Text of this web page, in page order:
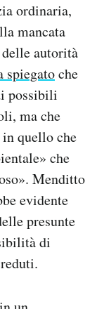
ordinaria,
mancata
delle autorità
spiegatoche
possibili
ma che
in quello che
che
Menditto
evidente
presunte
di